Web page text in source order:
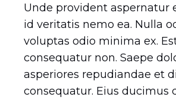
Unde provident aspernatur
id veritatis nemo ea. Nulla
voluptas odio minima ex.
consequatur non. Saepe
asperiores repudiandae et
consequatur. Eius ducimus